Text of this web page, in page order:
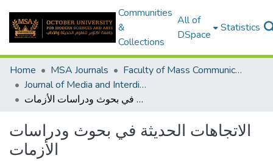
Communities
&
Collections
All of
DSpace
Statistics
Home MSA Journals
Faculty of Mass Communication
Journal of Media and Interdisciplinary Studies Volume 1 & Issue 1-2
الاتجاهات الحديثة في بحوث ودراسات الأزمات
الاتجاهات الحديثة في بحوث ودراسات
الأزمات